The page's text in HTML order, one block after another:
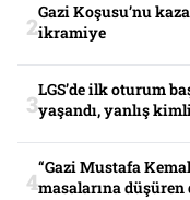
Gazi Koşusu’nu
ikramiye
LGS’de ilk oturum
yaşandı, yanlış
“Gazi Mustafa
masalarına